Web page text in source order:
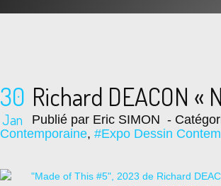
30
Jan
Richard DEACON «
Publié par Eric SIMON -
Contemporaine, #Expo Dessin